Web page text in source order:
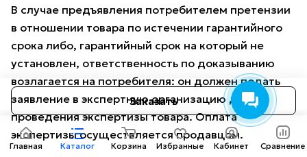
Заказать
В случае предъявления потребителем претензии
в отношении товара по истечении гарантийного
срока либо, гарантийный срок на который не
установлен, ответственность по доказыванию
возлагается на потребителя: он должен подать
заявление в экспертную организацию для
проведения экспертизы товара. Оплата
экспертизы осуществляется продавцом.
Главная Каталог Корзина Избранные Кабинет Сравнение